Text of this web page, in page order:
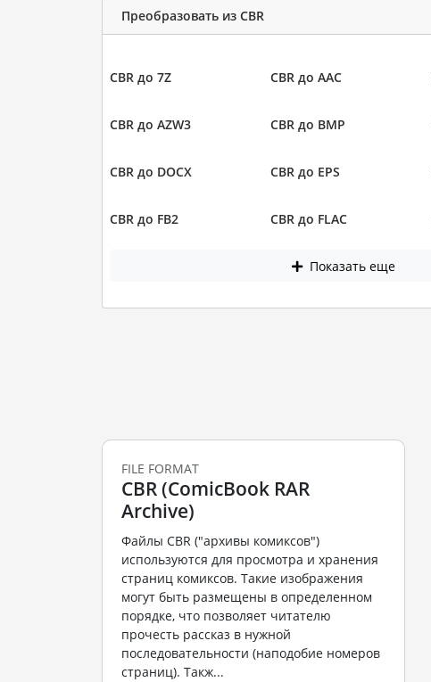
Преобразовать из CBR
CBR до 7Z CBR до AAC
CBR до AZW3 CBR до BMP
CBR до DOCX CBR до EPS
CBR до FB2 CBR до FLAC
Показать еще
FILE FORMAT
CBR (ComicBook RAR
Archive)
Файлы CBR ("архивы комиксов")
используются для просмотра и хранения
страниц комиксов. Такие изображения
могут быть размещены в определенном
порядке, что позволяет читателю
прочесть рассказ в нужной
последовательности (наподобие номеров
страниц). Такж...